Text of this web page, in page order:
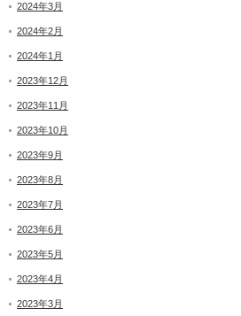
2024年3月
2024年2月
2024年1月
2023年12月
2023年11月
2023年10月
2023年9月
2023年8月
2023年7月
2023年6月
2023年5月
2023年4月
2023年3月